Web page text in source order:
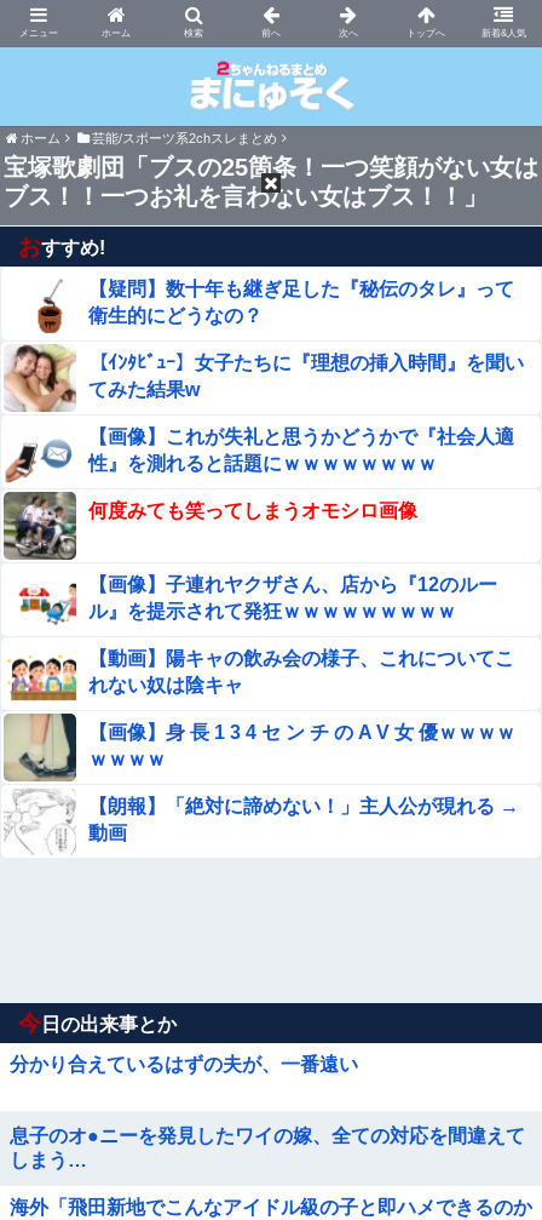
ホーム 新着&人気
まにゅそく 2chまとめニュース速報VIP
ホーム 芸能/スポーツ系2chスレまとめ
宝塚歌劇団「ブスの25箇条！一つ笑顔がない女は
ブス！！一つお礼を言わない女はブス！！」
おすすめ!
【疑問】数十年も継ぎ足した『秘伝のタレ』って
衛生的にどうなの？
【ｲﾝﾀﾋﾞｭｰ】女子たちに『理想の挿入時間』を聞い
てみた結果w
【画像】これが失礼と思うかどうかで『社会人適
性』を測れると話題にｗｗｗｗｗｗｗｗ
何度みても笑ってしまうオモシロ画像
【画像】子連れヤクザさん、店から『12のルー
ル』を提示されて発狂ｗｗｗｗｗｗｗｗｗ
【動画】陽キャの飲み会の様子、これについてこ
れない奴は陰キャ
【画像】身 長 1 3 4 セ ン チ の A V 女 優ｗｗｗｗ
ｗｗｗｗ
【朗報】「絶対に諦めない！」主人公が現れる →
動画
今 日の出来事とか
分かり合えているはずの夫が、一番遠い
息子のオ●ニーを発見したワイの嫁、全ての対応を間違えて
しまう…
海外「飛田新地でこんなアイドル級の子と即ハメできるのか